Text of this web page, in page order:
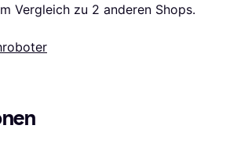
Vergleich zu 2 anderen Shops.